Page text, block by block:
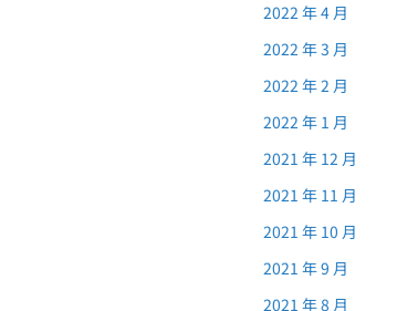
2022 年 4 月
2022 年 3 月
2022 年 2 月
2022 年 1 月
2021 年 12 月
2021 年 11 月
2021 年 10 月
2021 年 9 月
2021 年 8 月